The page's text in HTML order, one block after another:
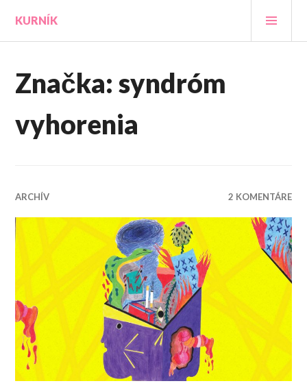
obsah
KURNÍK
Značka:syndróm
vyhorenia
ARCHÍV 2 KOMENTÁRE